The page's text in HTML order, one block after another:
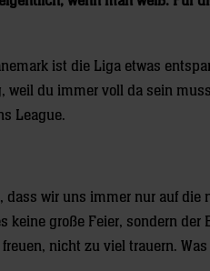
ist die Liga etwas
du immer voll da sein
League.
wir uns immer nur auf die
große Feier, sondern der
nicht zu viel trauern.